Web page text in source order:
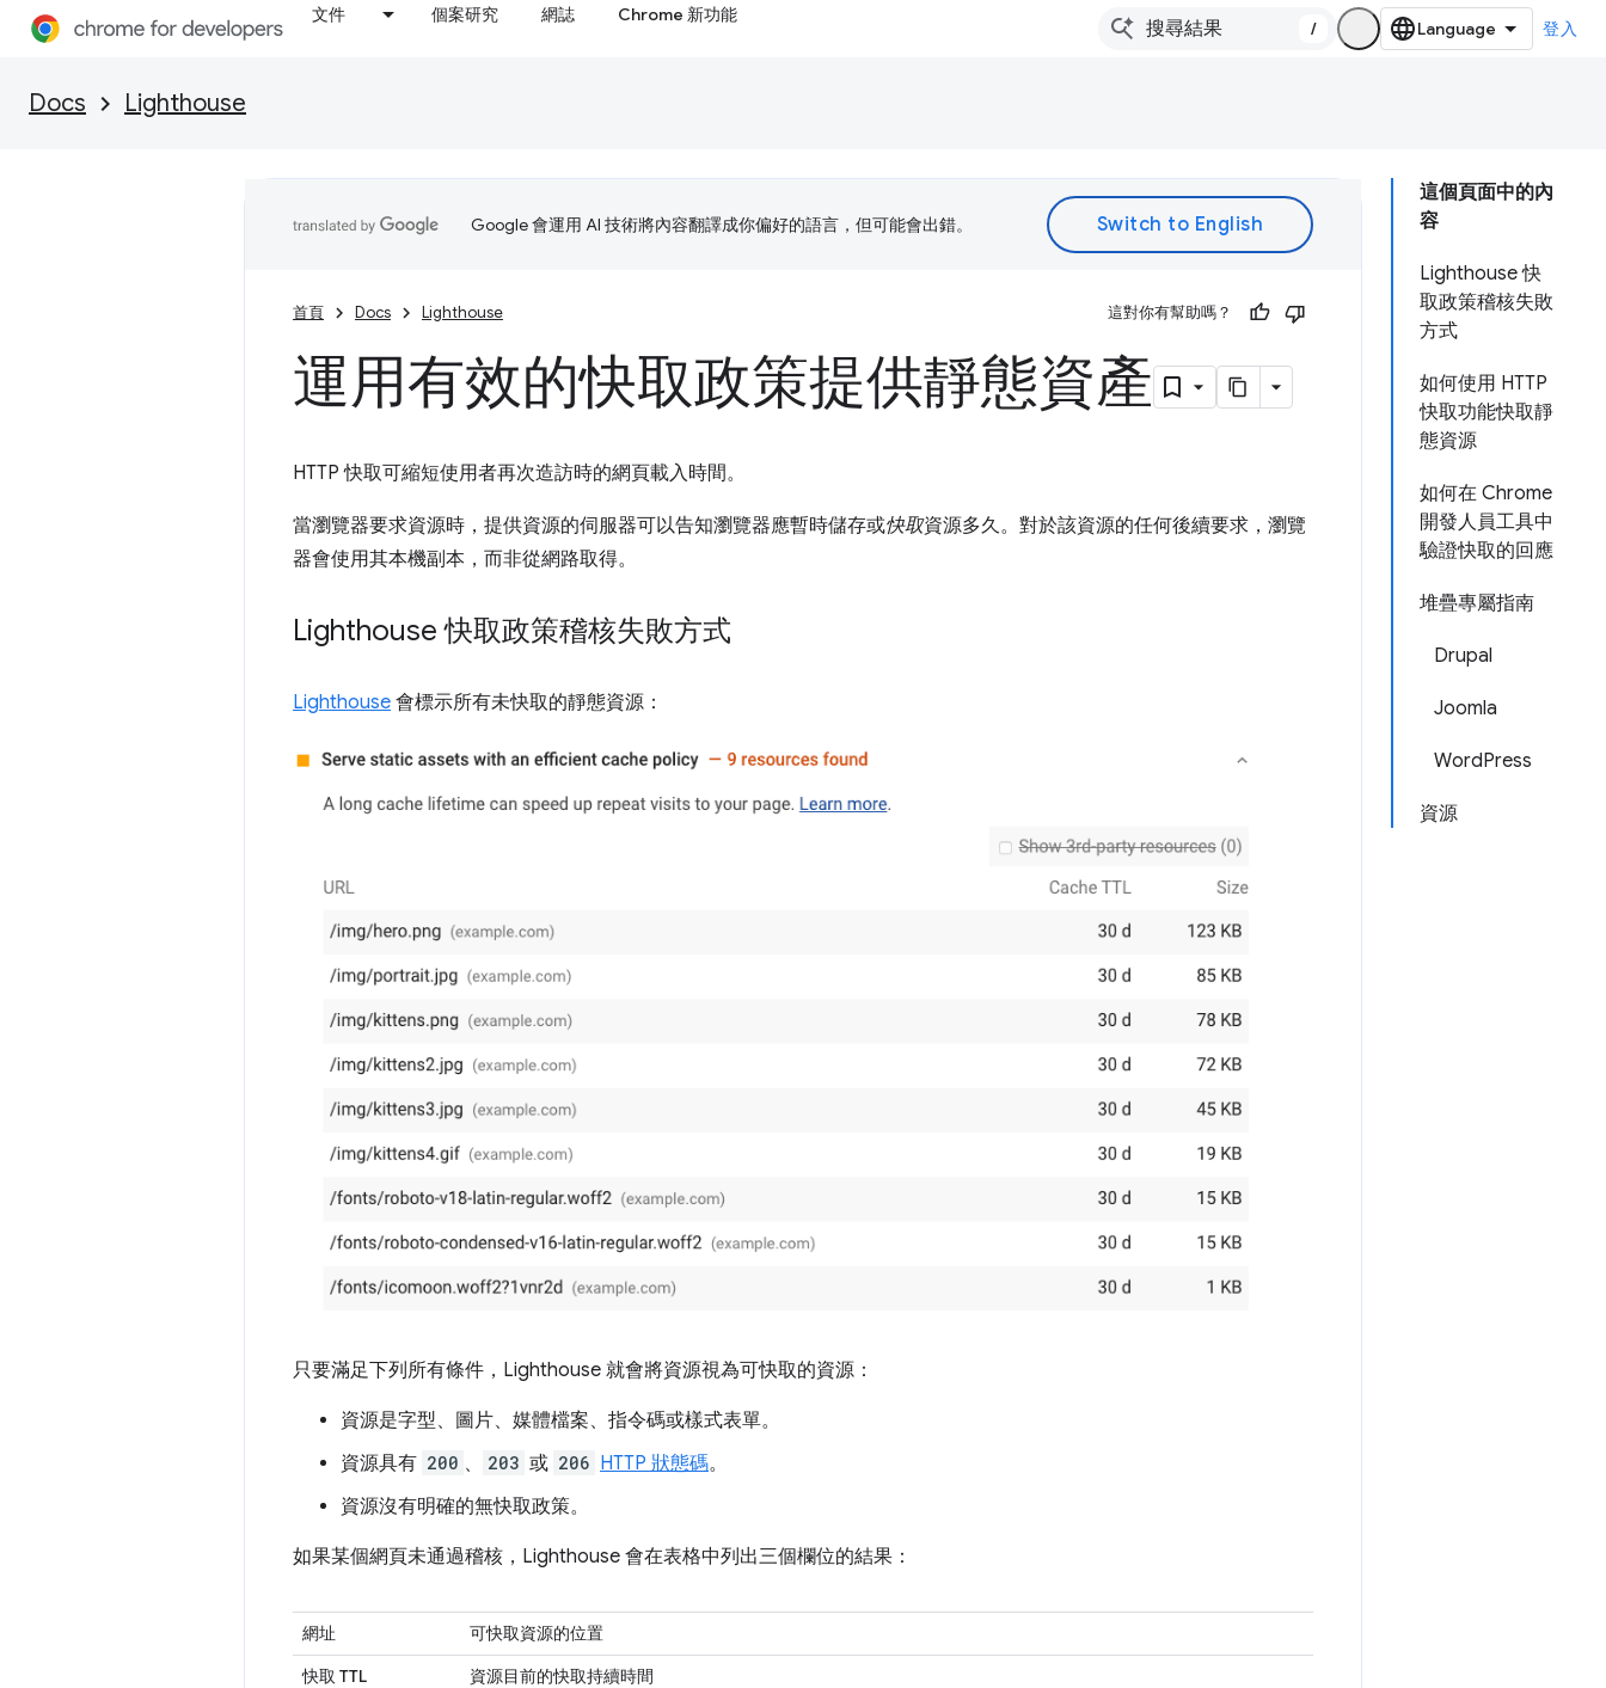
文件 個案研究 網誌 Chrome 新功能
/ 登入
Docs Lighthouse
這個頁面中的內
容
Lighthouse 快
取政策稽核失敗
方式
如何使用 HTTP
快取功能快取靜
態資源
如何在 Chrome
開發人員工具中
驗證快取的回應
堆疊專屬指南
Drupal
Joomla
WordPress
資源
Google 會運用 AI 技術將內容翻譯成你偏好的語言，但可能會出錯。
首頁 Docs Lighthouse 這對你有幫助嗎？
運用有效的快取政策提供靜態資產
HTTP 快取可縮短使用者再次造訪時的網頁載入時間。
當瀏覽器要求資源時，提供資源的伺服器可以告知瀏覽器應暫時儲存或快取資源多久。對於該資源的任何後續要求，瀏覽
器會使用其本機副本，而非從網路取得。
Lighthouse 快取政策稽核失敗方式
Lighthouse 會標示所有未快取的靜態資源：
只要滿足下列所有條件，Lighthouse 就會將資源視為可快取的資源：
資源是字型、圖片、媒體檔案、指令碼或樣式表單。
資源具有 200 、 203 或 206 HTTP 狀態碼。
資源沒有明確的無快取政策。
如果某個網頁未通過稽核，Lighthouse 會在表格中列出三個欄位的結果：
網址
可快取資源的位置
快取 TTL
資源目前的快取持續時間